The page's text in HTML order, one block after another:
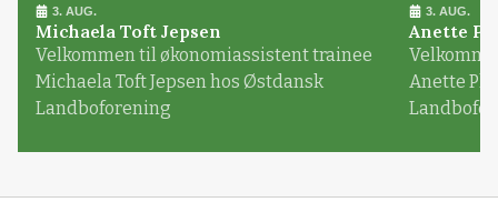
3. AUG.
Michaela Toft Jepsen
Velkommen til økonomiassistent trainee
Michaela Toft Jepsen hos Østdansk
Landboforening
3. AUG.
Anette
Anette